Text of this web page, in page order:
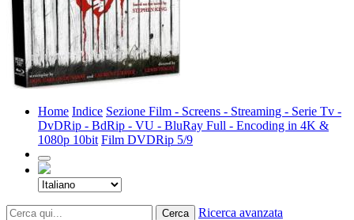
Home Indice Sezione Film - Screens - Streaming - Serie Tv -
DvDRip - BdRip - VU - BluRay Full - Encoding in 4K &
1080p 10bit Film DVDRip 5/9
Cerca
Ricerca avanzata